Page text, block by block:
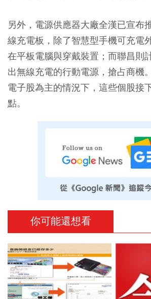
另外，電源供應器大廠全漢已宣布
線充電板，除了智慧型手機可充電
在平板電腦與穿戴裝置；而聯昌則
出無線充電的行動電源，搶占商機
電子股為主的情況下，這些個股接
點。
你可能還想看